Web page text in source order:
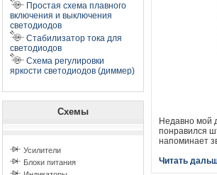
Простая схема плавного
включения и выключения
светодиодов
Стабилизатор тока для
светодиодов
Схема регулировки
яркости светодиодов (диммер)
Схемы
Усилители
Блоки питания
Недавно мой
понравился
напоминает
Читать